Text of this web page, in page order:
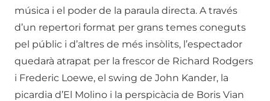
música i el poder de la paraula directa. A través
d’un repertori format per grans temes coneguts
pel públic i d’altres de més insòlits, l’espectador
quedarà atrapat per la frescor de Richard Rodgers
i Frederic Loewe, el swing de John Kander, la
picardia d’El Molino i la perspicàcia de Boris Vian